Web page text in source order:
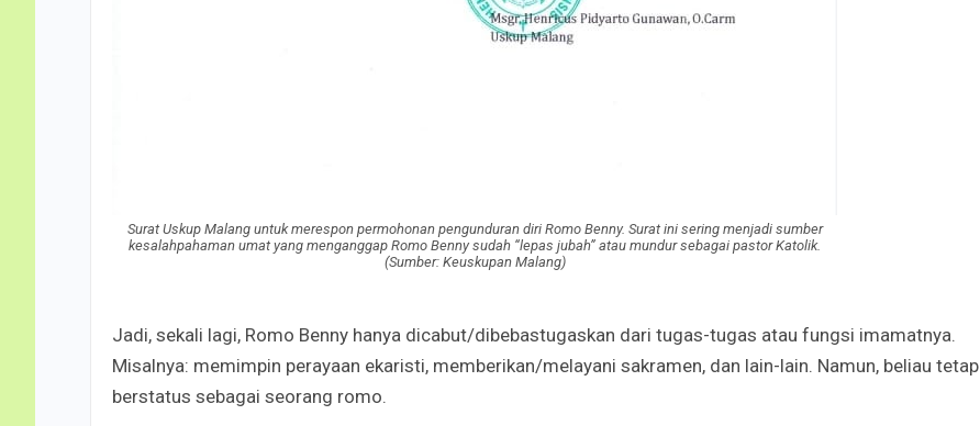
Surat Uskup Malang untuk merespon permohonan pengunduran diri Romo Benny. Surat ini sering menjadi sumber
kesalahpahaman umat yang menganggap Romo Benny sudah “lepas jubah” atau mundur sebagai pastor Katolik.
(Sumber: Keuskupan Malang)
Jadi, sekali lagi, Romo Benny hanya dicabut/dibebastugaskan dari tugas-tugas atau fungsi imamatnya.
Misalnya: memimpin perayaan ekaristi, memberikan/melayani sakramen, dan lain-lain. Namun, beliau tetap
berstatus sebagai seorang romo.